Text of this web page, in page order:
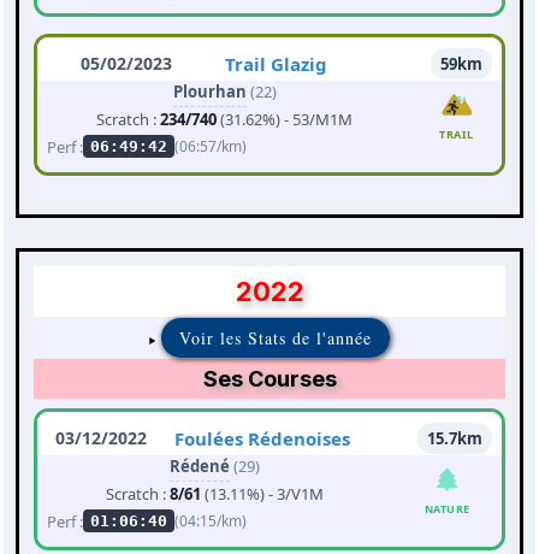
05/02/2023 Trail Glazig
59km
Plourhan (22)
Scratch :234/740(31.62%) - 53/M1M
Perf : 06:49:42 (06:57/km)
TRAIL
2022
Voir les Stats de l'année
Ses Courses
03/12/2022 Foulées Rédenoises
15.7km
Rédené (29)
Scratch :8/61 (13.11%) - 3/V1M
Perf : 01:06:40 (04:15/km)
NATURE